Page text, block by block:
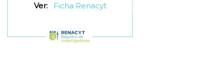
Ver:
Ficha Renacyt